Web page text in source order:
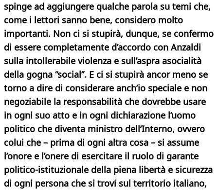
spinge ad aggiungere qualche parola su temi che,
come i lettori sanno bene, considero molto
importanti. Non ci si stupirà, dunque, se confermo
di essere completamente d’accordo con Anzaldi
sulla intollerabile violenza e sull’aspra asocialità
della gogna “social”. E ci si stupirà ancor meno se
torno a dire di considerare anch’io speciale e non
negoziabile la responsabilità che dovrebbe usare
in ogni suo atto e in ogni dichiarazione l’uomo
politico che diventa ministro dell’Interno, ovvero
colui che – prima di ogni altra cosa – si assume
l’onore e l’onere di esercitare il ruolo di garante
politico-istituzionale della piena libertà e sicurezza
di ogni persona che si trovi sul territorio italiano,